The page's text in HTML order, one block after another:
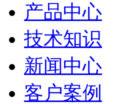
产品中心
技术知识
新闻中心
客户案例